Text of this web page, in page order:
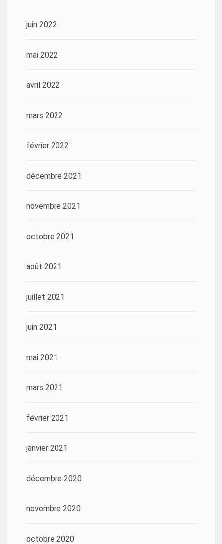
juin 2022
mai 2022
avril 2022
mars 2022
février 2022
décembre 2021
novembre 2021
octobre 2021
août 2021
juillet 2021
juin 2021
mai 2021
mars 2021
février 2021
janvier 2021
décembre 2020
novembre 2020
octobre 2020